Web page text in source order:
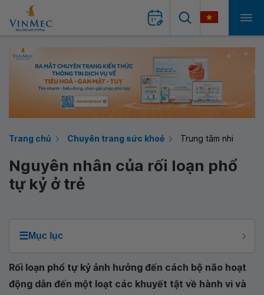
Trang chủ Chuyên trang sức khoẻ Trung tâm nhi
Nguyên nhân của rối loạn phổ
tự kỷ ở trẻ
☰Mục lục
Rối loạn phổ tự kỷ ảnh hưởng đến cách bộ não hoạt
động dẫn đến một loạt các khuyết tật về hành vi và